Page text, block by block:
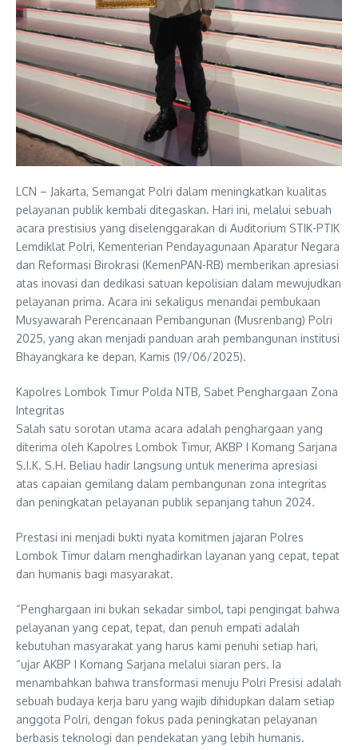
LCN – Jakarta, Semangat Polri dalam meningkatkan kualitas
pelayanan publik kembali ditegaskan. Hari ini, melalui sebuah
acara prestisius yang diselenggarakan di Auditorium STIK-PTIK
Lemdiklat Polri, Kementerian Pendayagunaan Aparatur Negara
dan Reformasi Birokrasi (KemenPAN-RB) memberikan apresiasi
atas inovasi dan dedikasi satuan kepolisian dalam mewujudkan
pelayanan prima. Acara ini sekaligus menandai pembukaan
Musyawarah Perencanaan Pembangunan (Musrenbang) Polri
2025, yang akan menjadi panduan arah pembangunan institusi
Bhayangkara ke depan, Kamis (19/06/2025).
Kapolres Lombok Timur Polda NTB, Sabet Penghargaan Zona
Integritas
Salah satu sorotan utama acara adalah penghargaan yang
diterima oleh Kapolres Lombok Timur, AKBP I Komang Sarjana
S.I.K. S.H. Beliau hadir langsung untuk menerima apresiasi
atas capaian gemilang dalam pembangunan zona integritas
dan peningkatan pelayanan publik sepanjang tahun 2024.
Prestasi ini menjadi bukti nyata komitmen jajaran Polres
Lombok Timur dalam menghadirkan layanan yang cepat, tepat
dan humanis bagi masyarakat.
“Penghargaan ini bukan sekadar simbol, tapi pengingat bahwa
pelayanan yang cepat, tepat, dan penuh empati adalah
kebutuhan masyarakat yang harus kami penuhi setiap hari,
“ujar AKBP I Komang Sarjana melalui siaran pers. Ia
menambahkan bahwa transformasi menuju Polri Presisi adalah
sebuah budaya kerja baru yang wajib dihidupkan dalam setiap
anggota Polri, dengan fokus pada peningkatan pelayanan
berbasis teknologi dan pendekatan yang lebih humanis.